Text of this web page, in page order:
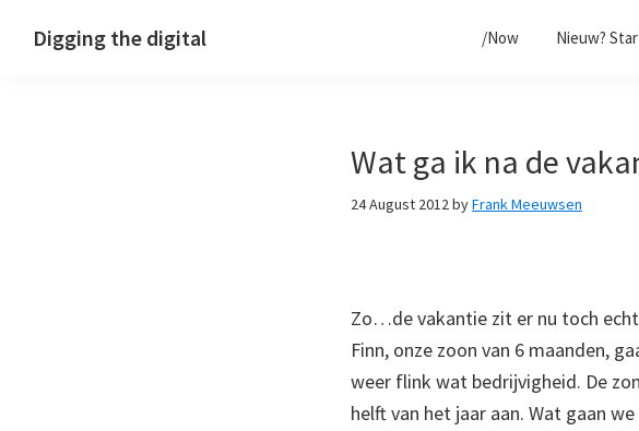
Digging the digital /Now Nieuw?
Wat ga ik na de
24 August 2012byFrank Meeuwsen
Zo…de vakantie zit er nu toch echt
Finn, onze zoon van 6 maanden,
weer flink wat bedrijvigheid. De
helft van het jaar aan. Wat gaan